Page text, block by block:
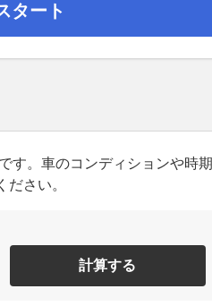
タート
す。車のコンディションや時期
さい。
計算する